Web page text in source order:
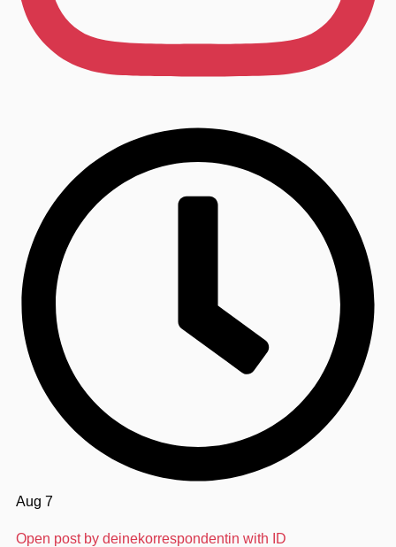
Aug 7
Open post by deinekorrespondentin with ID